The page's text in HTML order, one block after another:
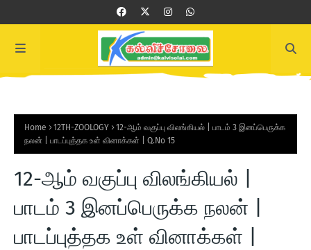
Home 12TH-ZOOLOGY
12-ஆம் வகுப்பு விலங்கியல் | பாடம் 3 இனப்பெருக்க
நலன் | பாடப்புத்தக உள் வினாக்கள் | Q.No 15
12-ஆம் வகுப்பு விலங்கியல் |
பாடம் 3 இனப்பெருக்க நலன் |
பாடப்புத்தக உள் வினாக்கள் |